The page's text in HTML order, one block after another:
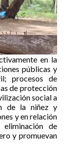
en la
públicas y
procesos de
de protección
social a
de la niñez y
y en relación
de
y promuevan